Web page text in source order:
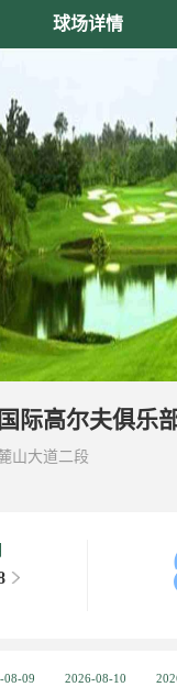
球场详情
际高尔夫俱乐
山大道二段
08-09
2026-08-10